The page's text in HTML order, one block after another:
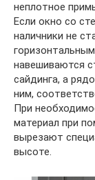
неплотное
Если окно со
наличники не
навешиваются
сайдинга, а
ним,
При
материал при
вырезают
высоте.